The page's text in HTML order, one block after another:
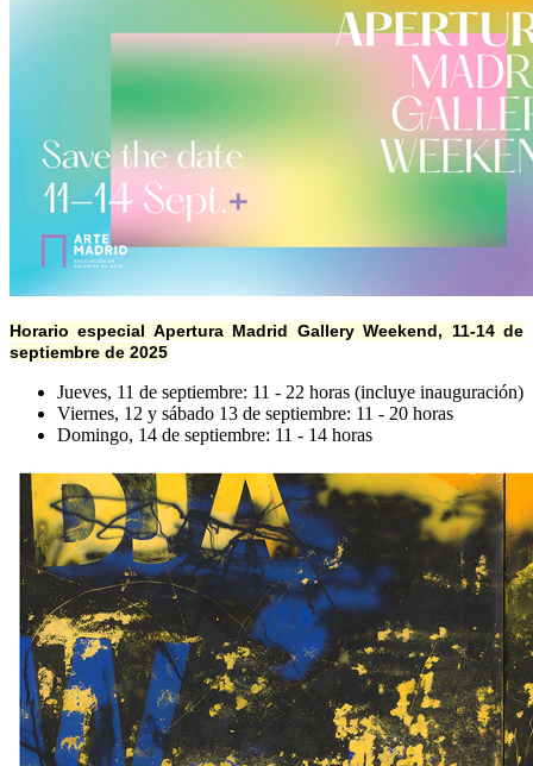
Horario especial Apertura Madrid Gallery Weekend, 11-14 de
septiembre de 2025
Jueves, 11 de septiembre: 11 - 22 horas (incluye inauguración)
Viernes, 12 y sábado 13 de septiembre: 11 - 20 horas
Domingo, 14 de septiembre: 11 - 14 horas